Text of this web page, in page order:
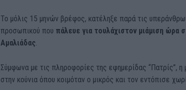
Το μόλις 15 μηνών βρέφος, κατέληξε παρά τις
προσωπικού που πάλευε για τουλάχιστον μιάμιση ώρα
Αμαλιάδας
Σύμφωνα με τις πληροφορίες της εφημερίδας “Πατρίς”,
στην κούνια όπου κοιμόταν ο μικρός και τον εντόπισε